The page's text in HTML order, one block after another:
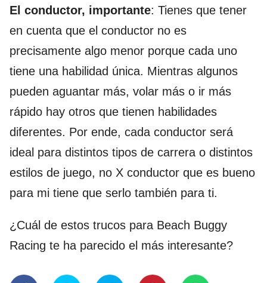
El conductor, importante: Tienes que tener
en cuenta que el conductor no es
precisamente algo menor porque cada uno
tiene una habilidad única. Mientras algunos
pueden aguantar más, volar más o ir más
rápido hay otros que tienen habilidades
diferentes. Por ende, cada conductor será
ideal para distintos tipos de carrera o distintos
estilos de juego, no X conductor que es bueno
para mi tiene que serlo también para ti.
¿Cuál de estos trucos para Beach Buggy
Racing te ha parecido el más interesante?